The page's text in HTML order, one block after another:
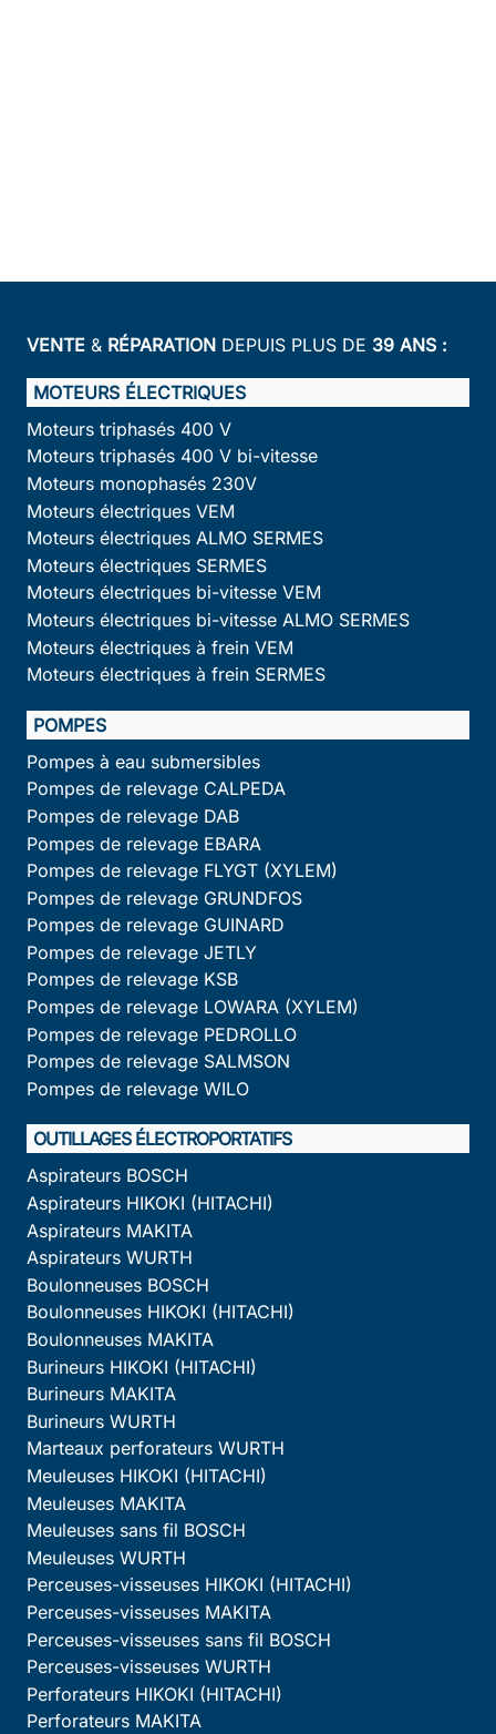
VENTE & RÉPARATION DEPUIS PLUS DE 39 ANS :
MOTEURS ÉLECTRIQUES
Moteurs triphasés 400 V
Moteurs triphasés 400 V bi-vitesse
Moteurs monophasés 230V
Moteurs électriques VEM
Moteurs électriques ALMO SERMES
Moteurs électriques SERMES
Moteurs électriques bi-vitesse VEM
Moteurs électriques bi-vitesse ALMO SERMES
Moteurs électriques à frein VEM
Moteurs électriques à frein SERMES
POMPES
Pompes à eau submersibles
Pompes de relevage CALPEDA
Pompes de relevage DAB
Pompes de relevage EBARA
Pompes de relevage FLYGT (XYLEM)
Pompes de relevage GRUNDFOS
Pompes de relevage GUINARD
Pompes de relevage JETLY
Pompes de relevage KSB
Pompes de relevage LOWARA (XYLEM)
Pompes de relevage PEDROLLO
Pompes de relevage SALMSON
Pompes de relevage WILO
OUTILLAGES ÉLECTROPORTATIFS
Aspirateurs BOSCH
Aspirateurs HIKOKI (HITACHI)
Aspirateurs MAKITA
Aspirateurs WURTH
Boulonneuses BOSCH
Boulonneuses HIKOKI (HITACHI)
Boulonneuses MAKITA
Burineurs HIKOKI (HITACHI)
Burineurs MAKITA
Burineurs WURTH
Marteaux perforateurs WURTH
Meuleuses HIKOKI (HITACHI)
Meuleuses MAKITA
Meuleuses sans fil BOSCH
Meuleuses WURTH
Perceuses-visseuses HIKOKI (HITACHI)
Perceuses-visseuses MAKITA
Perceuses-visseuses sans fil BOSCH
Perceuses-visseuses WURTH
Perforateurs HIKOKI (HITACHI)
Perforateurs MAKITA